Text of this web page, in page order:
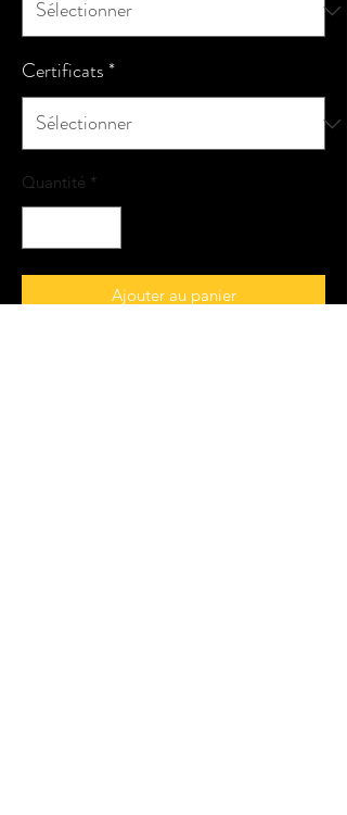
Certificats*
Quantité *
Ajouter au panier